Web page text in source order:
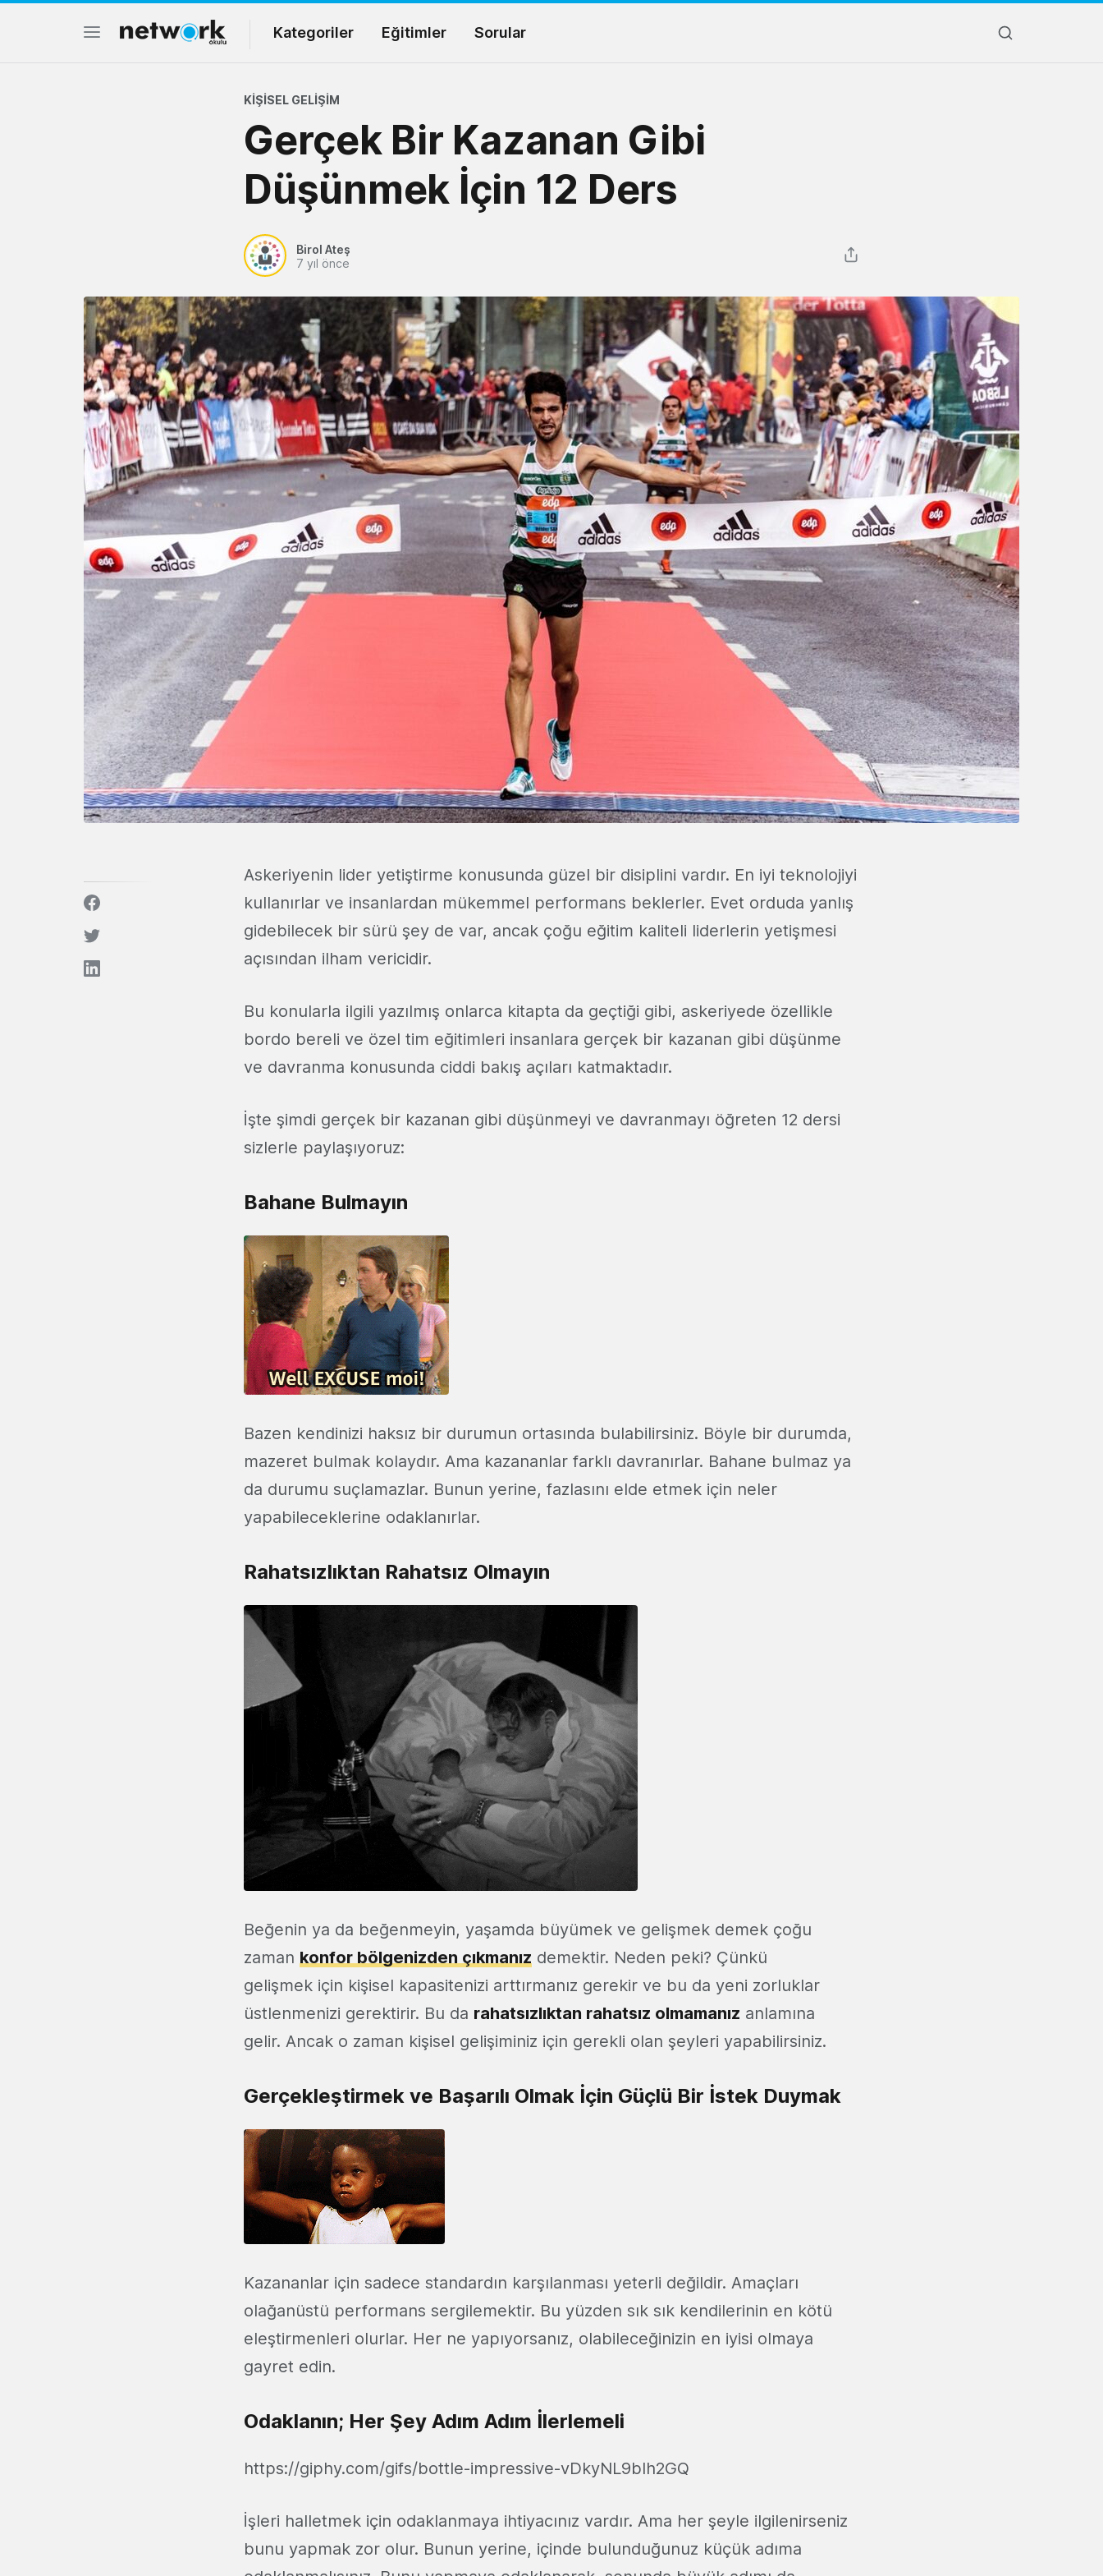
Kategoriler Eğitimler Sorular
KIŞISEL GELIŞIM
Gerçek Bir Kazanan Gibi
Düşünmek İçin 12 Ders
Birol Ateş
7 yıl önce
Askeriyenin lider yetiştirme konusunda güzel bir disiplini vardır. En iyi teknolojiyi
kullanırlar ve insanlardan mükemmel performans beklerler. Evet orduda yanlış
gidebilecek bir sürü şey de var, ancak çoğu eğitim kaliteli liderlerin yetişmesi
açısından ilham vericidir.
Bu konularla ilgili yazılmış onlarca kitapta da geçtiği gibi, askeriyede özellikle
bordo bereli ve özel tim eğitimleri insanlara gerçek bir kazanan gibi düşünme
ve davranma konusunda ciddi bakış açıları katmaktadır.
İşte şimdi gerçek bir kazanan gibi düşünmeyi ve davranmayı öğreten 12 dersi
sizlerle paylaşıyoruz:
Bahane Bulmayın
Bazen kendinizi haksız bir durumun ortasında bulabilirsiniz. Böyle bir durumda,
mazeret bulmak kolaydır. Ama kazananlar farklı davranırlar. Bahane bulmaz ya
da durumu suçlamazlar. Bunun yerine, fazlasını elde etmek için neler
yapabileceklerine odaklanırlar.
Rahatsızlıktan Rahatsız Olmayın
Beğenin ya da beğenmeyin, yaşamda büyümek ve gelişmek demek çoğu
zaman konfor bölgenizden çıkmanız demektir. Neden peki? Çünkü
gelişmek için kişisel kapasitenizi arttırmanız gerekir ve bu da yeni zorluklar
üstlenmenizi gerektirir. Bu da rahatsızlıktan rahatsız olmamanız anlamına
gelir. Ancak o zaman kişisel gelişiminiz için gerekli olan şeyleri yapabilirsiniz.
Gerçekleştirmek ve Başarılı Olmak İçin Güçlü Bir İstek Duymak
Kazananlar için sadece standardın karşılanması yeterli değildir. Amaçları
olağanüstü performans sergilemektir. Bu yüzden sık sık kendilerinin en kötü
eleştirmenleri olurlar. Her ne yapıyorsanız, olabileceğinizin en iyisi olmaya
gayret edin.
Odaklanın; Her Şey Adım Adım İlerlemeli
https://giphy.com/gifs/bottle-impressive-vDkyNL9bIh2GQ
İşleri halletmek için odaklanmaya ihtiyacınız vardır. Ama her şeyle ilgilenirseniz
bunu yapmak zor olur. Bunun yerine, içinde bulunduğunuz küçük adıma